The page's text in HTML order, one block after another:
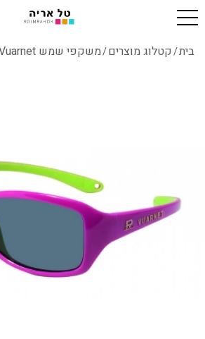
בית/קטלוג מוצרים/משקפי שמש Vuarnet